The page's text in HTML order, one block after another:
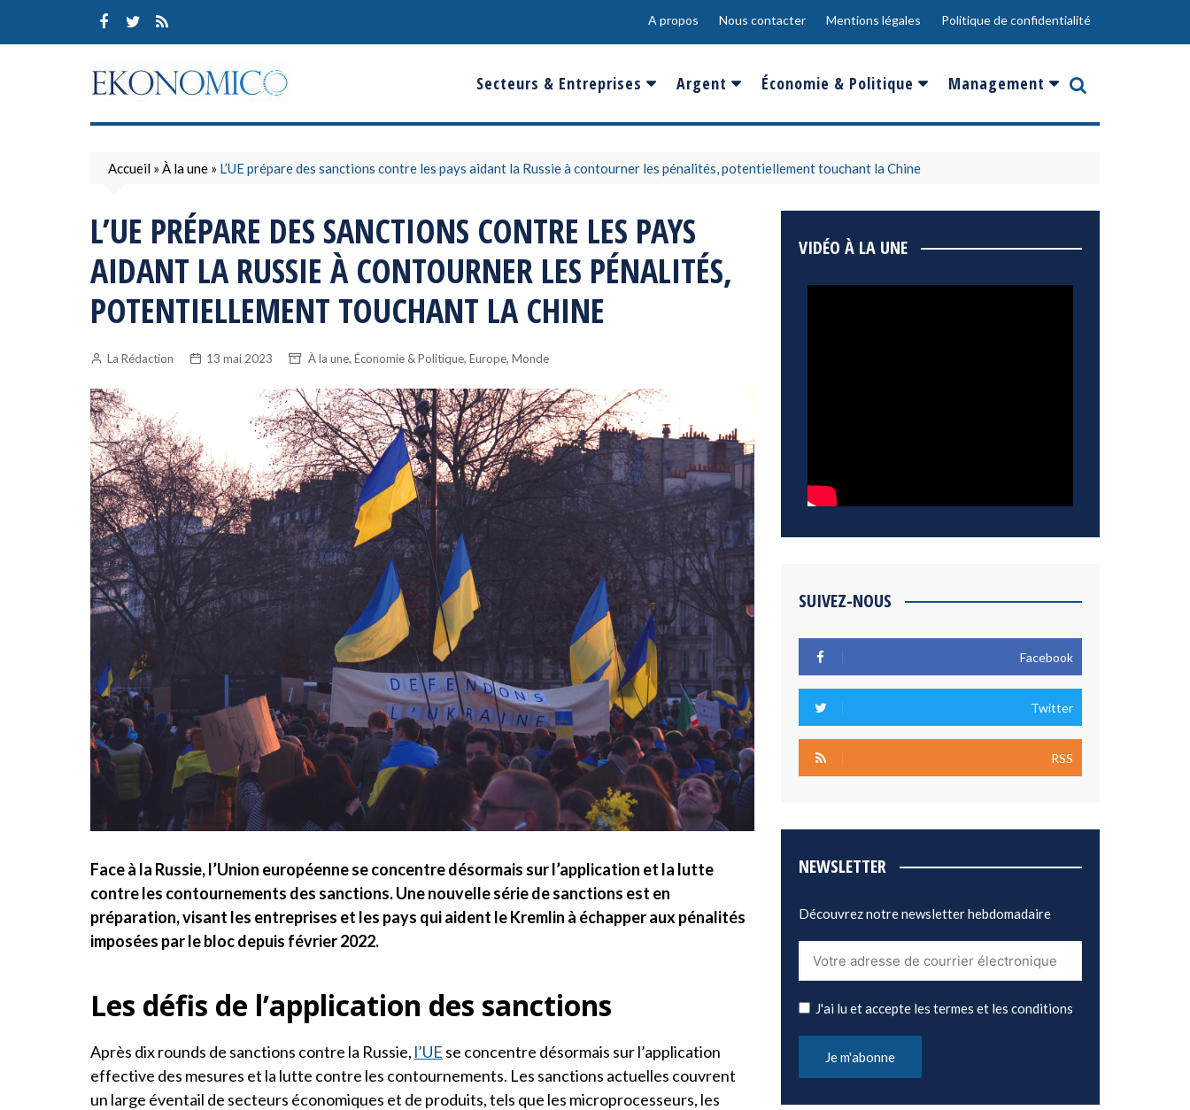
content
A propos Nous contacter Mentions légales Politique de confidentialité
Secteurs & Entreprises
Banques & Finances
Conso & Distrib
Environnement
Défense & Aéronautique
Santé & Biotechnologie
Argent
Salaire
Sport
Epargne & Placements
Économie & Politique
France
Europe
Management
Innovation
Accueil » À la une » L’UE prépare des sanctions contre les pays aidant la Russie à contourner les pénalités, potentiellement touchant la Chine
L’UE PRÉPARE DES SANCTIONS CONTRE LES PAYS
AIDANT LA RUSSIE À CONTOURNER LES PÉNALITÉS,
POTENTIELLEMENT TOUCHANT LA CHINE
La Rédaction 13 mai 2023 À la une, Économie & Politique, Europe, Monde
Face à la Russie, l’Union européenne se concentre désormais sur l’application et la lutte
contre les contournements des sanctions. Une nouvelle série de sanctions est en
préparation, visant les entreprises et les pays qui aident le Kremlin à échapper aux pénalités
imposées par le bloc depuis février 2022.
Les défis de l’application des sanctions
Après dix rounds de sanctions contre la Russie, l’UE se concentre désormais sur l’application
effective des mesures et la lutte contre les contournements. Les sanctions actuelles couvrent
un large éventail de secteurs économiques et de produits, tels que les microprocesseurs, les
VIDÉO À LA UNE
SUIVEZ-NOUS
Facebook
Twitter
RSS
NEWSLETTER
Découvrez notre newsletter hebdomadaire
J'ai lu et accepte les termes et les conditions